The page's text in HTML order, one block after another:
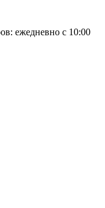
ежедневно с 10:00